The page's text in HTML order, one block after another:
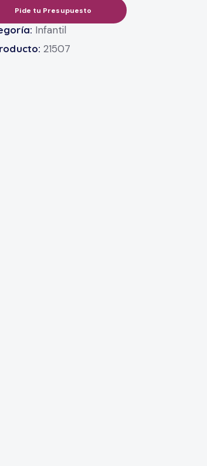
Pide tu Presupuesto
Infantil
21507